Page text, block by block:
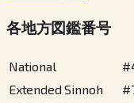
各地方図鑑番号
National #
Extended Sinnoh
#